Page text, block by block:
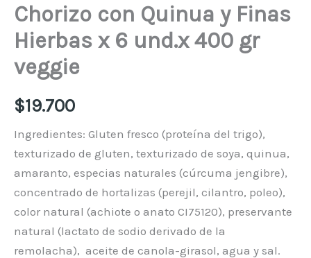
Chorizo con Quinua y Finas
Hierbas x 6 und.x 400 gr
veggie
$19.700
Ingredientes: Gluten fresco (proteína del trigo),
texturizado de gluten, texturizado de soya, quinua,
amaranto, especias naturales (cúrcuma jengibre),
concentrado de hortalizas (perejil, cilantro, poleo),
color natural (achiote o anato CI75120), preservante
natural (lactato de sodio derivado de la
remolacha), aceite de canola-girasol, agua y sal.